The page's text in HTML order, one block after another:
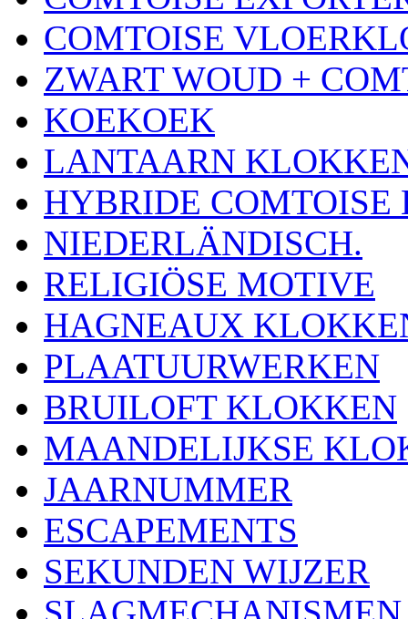
COMTOISE
ZWART WOUD +
KOEKOEK
LANTAARN
HYBRIDE
NIEDERLÄNDISCH.
RELIGIÖSE MOTIVE
HAGNEAUX
PLAATUURWERKEN
BRUILOFT KLOKKEN
MAANDELIJKSE
JAARNUMMER
ESCAPEMENTS
SEKUNDEN WIJZER